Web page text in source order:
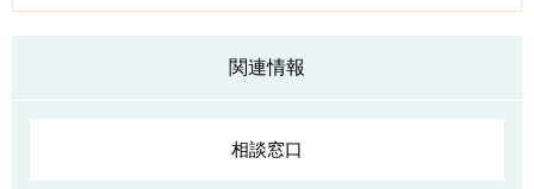
関連情報
相談窓口